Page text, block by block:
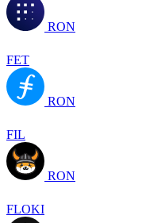
RON
FET
RON
FIL
RON
FLOKI